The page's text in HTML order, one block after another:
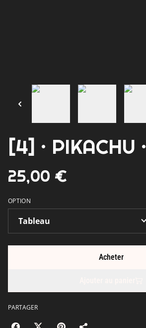
[4] · PIKACHU ·
25,00 €
OPTION
Acheter
PARTAGER